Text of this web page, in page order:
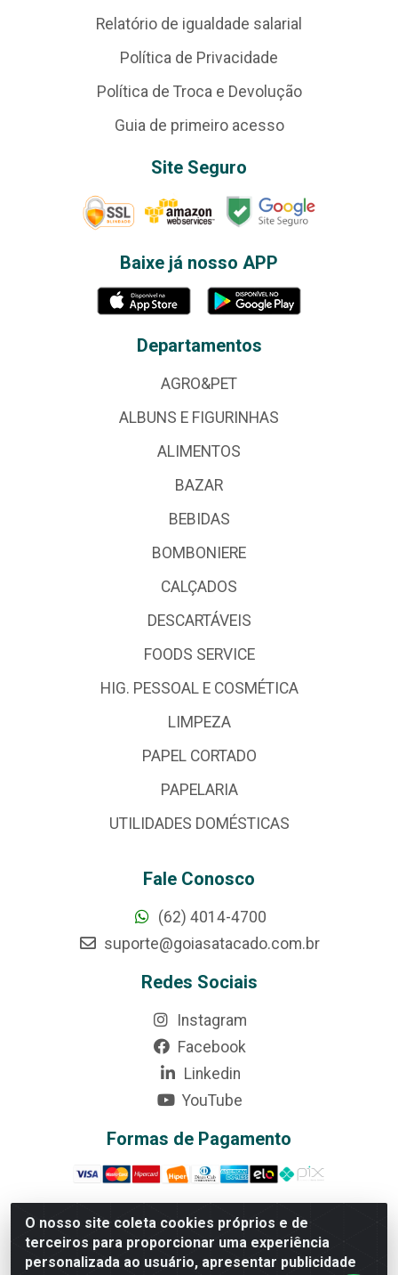
O nosso site coleta cookies próprios e de
terceiros para proporcionar uma experiência
personalizada ao usuário, apresentar publicidade
Relatório de igualdade salarial
Política de Privacidade
Política de Troca e Devolução
Guia de primeiro acesso
Site Seguro
Baixe já nosso APP
Departamentos
AGRO&PET
ALBUNS E FIGURINHAS
ALIMENTOS
BAZAR
BEBIDAS
BOMBONIERE
CALÇADOS
DESCARTÁVEIS
FOODS SERVICE
HIG. PESSOAL E COSMÉTICA
LIMPEZA
PAPEL CORTADO
PAPELARIA
UTILIDADES DOMÉSTICAS
Fale Conosco
(62) 4014-4700
suporte@goiasatacado.com.br
Redes Sociais
Instagram
Facebook
Linkedin
YouTube
Formas de Pagamento
Rede Brasil - Avenida Universitária, nº 3860, Jardim das
Américas II Etapa - Anápolis/GO - CEP 75070-415 -